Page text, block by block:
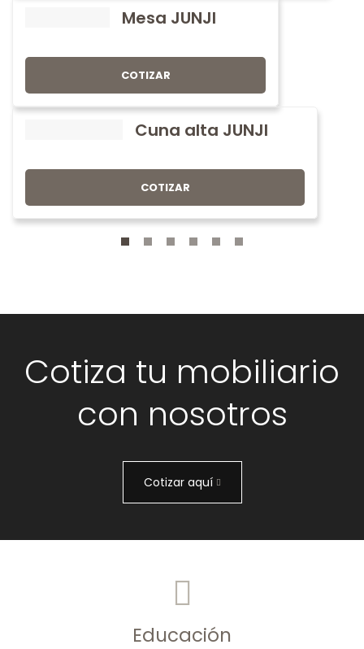
Mesa JUNJI
COTIZAR
Cuna alta JUNJI
COTIZAR
Cotiza tu mobiliario
con nosotros
Cotizar aquí
Educación